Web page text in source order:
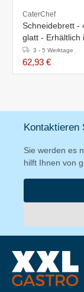
CaterChef
Schneidebrett -
glatt - Erhältlich
3 - 5 Werktage
62,93 €
Kontaktieren
Sie werden es
hilft Ihnen von